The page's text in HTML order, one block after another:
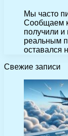
Мы часто
Сообщаем
получили и
реальным
оставался
Свежие записи